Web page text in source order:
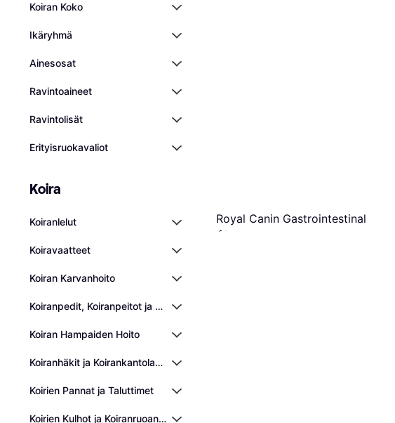
Koiran Koko
Ikäryhmä
Ainesosat
Ravintoaineet
Ravintolisät
Erityisruokavaliot
Koira
Koiranlelut
Koiravaatteet
Koiran Karvanhoito
Koiranpedit, Koiranpeitot ja Viilennysalustat
Koiran Hampaiden Hoito
Koiranhäkit ja Koirankantolaukut
Koirien Pannat ja Taluttimet
Koirien Kulhot ja Koiranruoan Annostelijat
Royal Canin Gastrointestinal
48,90 €